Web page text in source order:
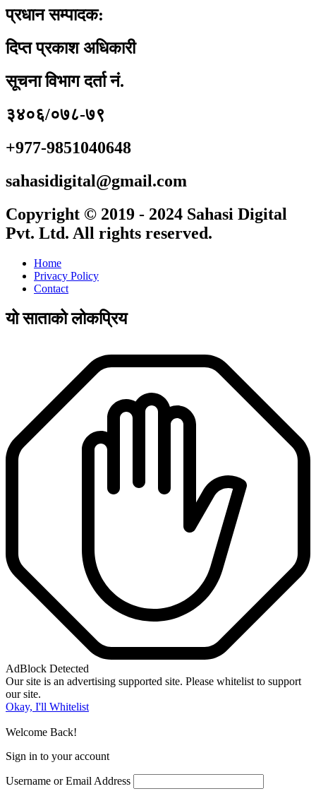
प्रधान सम्पादक:
दिप्त प्रकाश अधिकारी
सूचना विभाग दर्ता नं.
३४०६/०७८-७९
+977-9851040648
sahasidigital@gmail.com
Copyright © 2019 - 2024 Sahasi Digital
Pvt. Ltd. All rights reserved.
Home
Privacy Policy
Contact
यो साताको लोकप्रिय
AdBlock Detected
Our site is an advertising supported site. Please whitelist to support
our site.
Okay, I'll Whitelist
Welcome Back!
Sign in to your account
Username or Email Address